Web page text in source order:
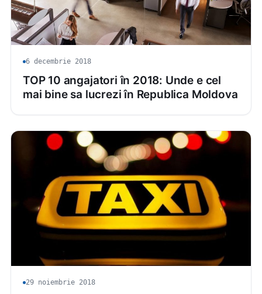
6 decembrie 2018
TOP 10 angajatori în 2018: Unde e cel
mai bine sa lucrezi în Republica Moldova
29 noiembrie 2018